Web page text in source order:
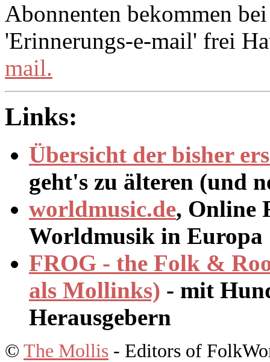
Abonnenten bekommen
'Erinnerungs-e-mail' frei
mail.
Links:
Übersicht der bisher
geht's zu älteren (und
worldmusic.de, Online
Worldmusik in Europa
FROG - the Folk &
als Mollinks) - mit
Herausgebern
© The Mollis - Editors of